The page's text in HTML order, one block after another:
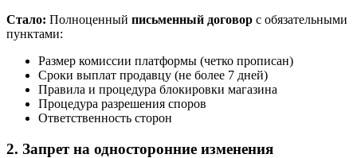
Стало: Полноценный письменный договор с обязательными
пунктами:
Размер комиссии платформы (четко прописан)
Сроки выплат продавцу (не более 7 дней)
Правила и процедура блокировки магазина
Процедура разрешения споров
Ответственность сторон
2. Запрет на односторонние изменения